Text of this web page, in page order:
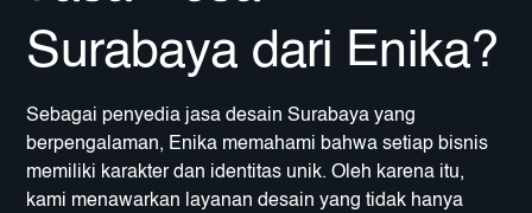
Surabaya dari Enika?
Sebagai penyedia jasa desain Surabaya yang
berpengalaman, Enika memahami bahwa setiap bisnis
memiliki karakter dan identitas unik. Oleh karena itu,
kami menawarkan layanan desain yang tidak hanya